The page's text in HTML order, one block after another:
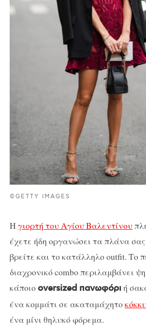
©GETTY IMAGES
Η γιορτή του Αγίου Βαλεντίνου
έχετε ήδη οργανώσει τα πλάνα
βρείτε και το κατάλληλο outfit. Το
διαχρονικό combo περιλαμβάνει
κάποιοoversized πανωφόριή
ένα κομμάτι σε ακαταμάχητο
ένα μίνι θηλυκό φόρεμα.